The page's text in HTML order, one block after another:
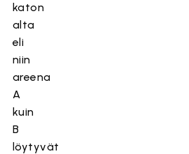
katon
alta
eli
niin
areena
A
kuin
B
löytyvät